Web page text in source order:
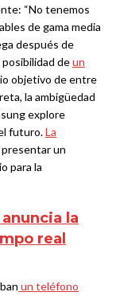
“No tenemos
de gama media
después de
deun
objetivo de entre
la ambigüedad
explore
futuro.La
un
para la
la
real
un teléfono